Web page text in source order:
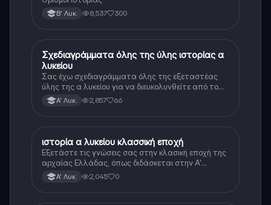
Β' Λυκ. 8,537 300
Ιστορία
Σχεδιαγράμματα όλης της ύλης ιστορίας α
λυκείου
Σας έχω σχεδιαγράμματα όλης της εξεταστέας
ύλης της α λυκείου για να διευκολυνθείτε από το
τεράστιο βάρος του βιβλίου
Α' Λυκ. 2,857 66
Ιστορία
ιστορία α λυκείου κλασσική εποχή
Εξετάστε τις γνώσεις σας στην κλασική εποχή της
αρχαίας Ελλάδας, όπως διδάσκεται στην Α'
Λυκείου.Α' Λυκ. 2,045 0